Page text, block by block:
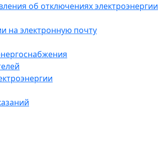
об отключениях электроэнергии
на электронную почту